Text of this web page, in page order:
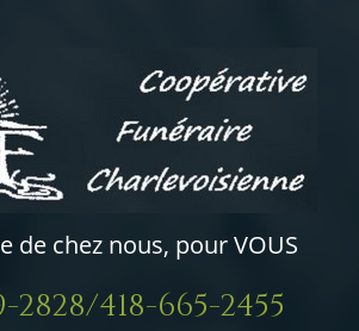
de chez nous, pour VOUS
2828/418-665-2455